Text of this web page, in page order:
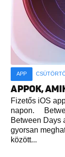
APP
APPOK,
Fizetős iOS
napon.
Between Days
gyorsan
között...